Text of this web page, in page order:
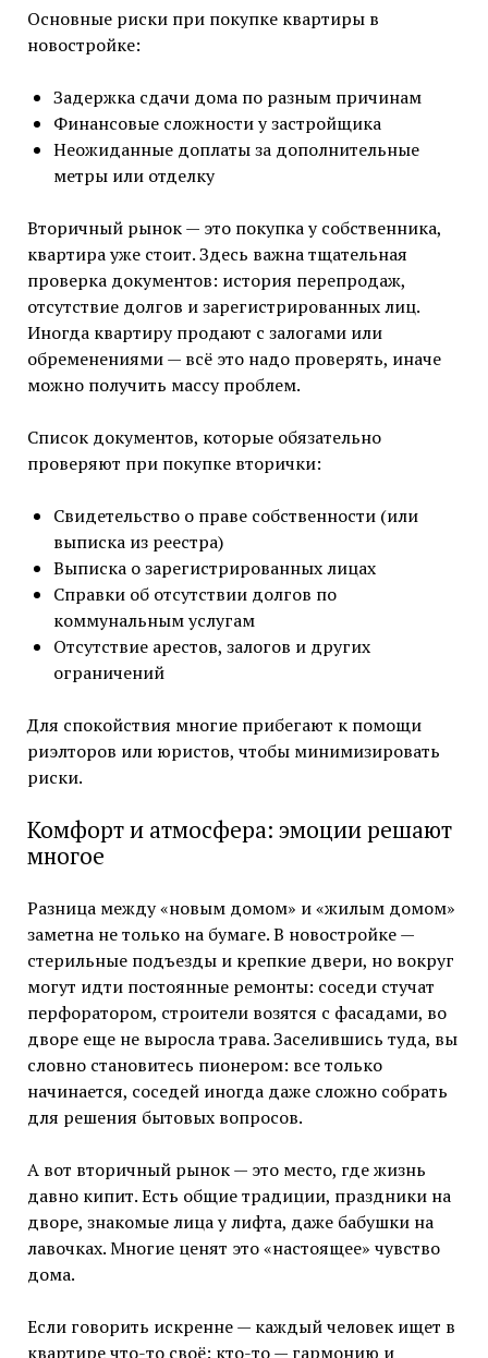
Основные риски при покупке квартиры в
новостройке:
Задержка сдачи дома по разным причинам
Финансовые сложности у застройщика
Неожиданные доплаты за дополнительные
метры или отделку
Вторичный рынок — это покупка у собственника,
квартира уже стоит. Здесь важна тщательная
проверка документов: история перепродаж,
отсутствие долгов и зарегистрированных лиц.
Иногда квартиру продают с залогами или
обременениями — всё это надо проверять, иначе
можно получить массу проблем.
Список документов, которые обязательно
проверяют при покупке вторички:
Свидетельство о праве собственности (или
выписка из реестра)
Выписка о зарегистрированных лицах
Справки об отсутствии долгов по
коммунальным услугам
Отсутствие арестов, залогов и других
ограничений
Для спокойствия многие прибегают к помощи
риэлторов или юристов, чтобы минимизировать
риски.
Комфорт и атмосфера: эмоции решают
многое
Разница между «новым домом» и «жилым домом»
заметна не только на бумаге. В новостройке —
стерильные подъезды и крепкие двери, но вокруг
могут идти постоянные ремонты: соседи стучат
перфоратором, строители возятся с фасадами, во
дворе еще не выросла трава. Заселившись туда, вы
словно становитесь пионером: все только
начинается, соседей иногда даже сложно собрать
для решения бытовых вопросов.
А вот вторичный рынок — это место, где жизнь
давно кипит. Есть общие традиции, праздники на
дворе, знакомые лица у лифта, даже бабушки на
лавочках. Многие ценят это «настоящее» чувство
дома.
Если говорить искренне — каждый человек ищет в
квартире что-то своё: кто-то — гармонию и